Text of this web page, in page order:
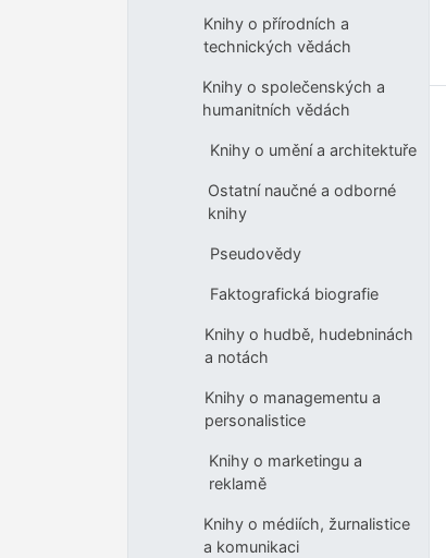
Knihy o přírodních a
technických vědách
Knihy o společenských a
humanitních vědách
Knihy o umění a architektuře
Ostatní naučné a odborné
knihy
Pseudovědy
Faktografická biografie
Knihy o hudbě, hudebninách
a notách
Knihy o managementu a
personalistice
Knihy o marketingu a
reklamě
Knihy o médiích, žurnalistice
a komunikaci